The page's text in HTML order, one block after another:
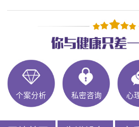
个案分析 私密咨询 心